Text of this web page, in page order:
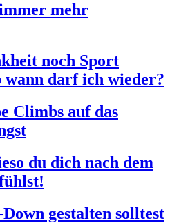
mehr
noch Sport
wann darf ich wieder?
Climbs auf das
du dich nach dem
gestalten solltest